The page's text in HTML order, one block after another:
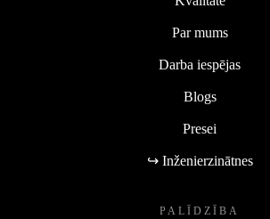
Par mums
Darba iespējas
Blogs
Presei
↪ Inženierzinātnes
PALĪDZĪBA